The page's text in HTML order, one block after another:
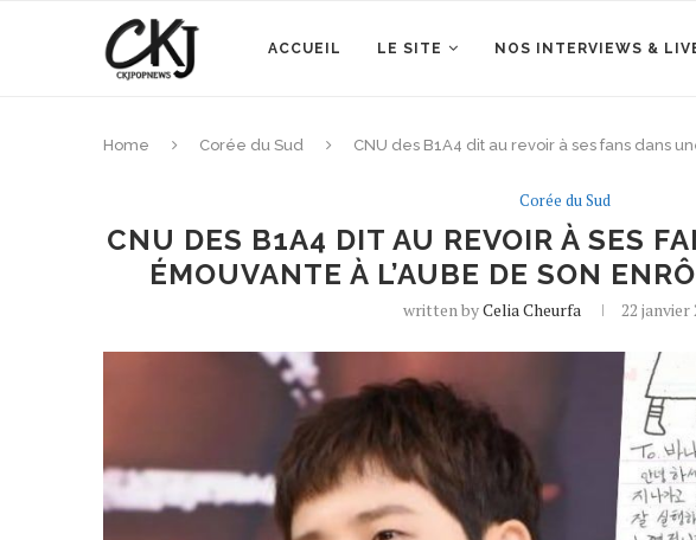
ACCUEIL LE SITE NOS INTERVIEWS &
Home Corée du Sud CNU des B1A4 dit au revoir à ses fans dans
Corée du Sud
CNU DES B1A4 DIT AU REVOIR À SES
ÉMOUVANTE À L’AUBE DE SON
written byCelia Cheurfa 22 janvier